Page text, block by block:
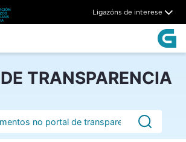
seguros privados
Ligazóns de interese
TRANSPARENCIA